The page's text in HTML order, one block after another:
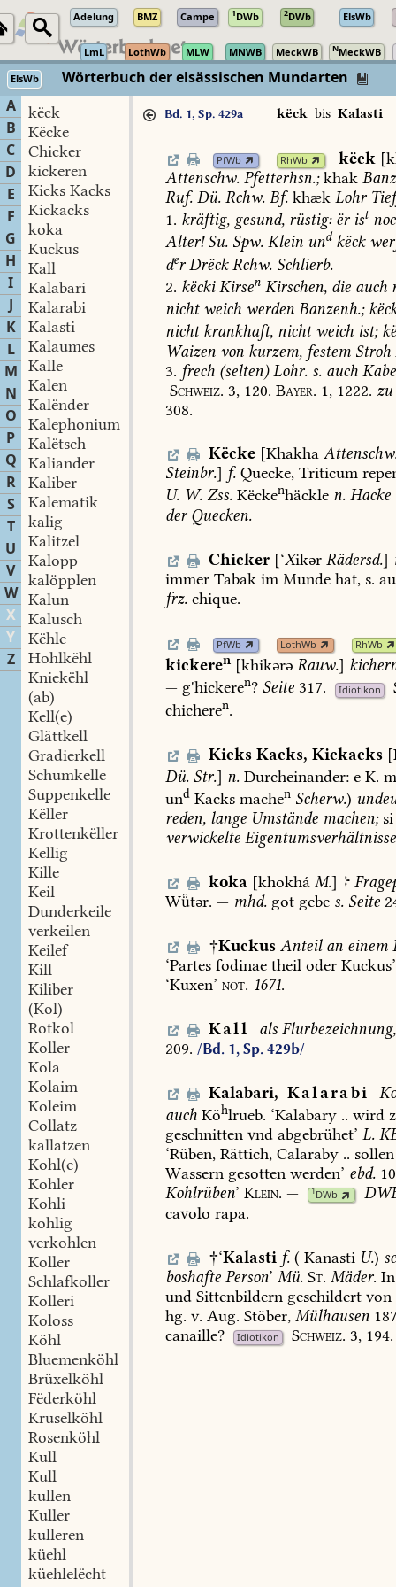
Adelung BMZ Campe 1DWb 2DWb ElsWb
LmL LothWb MLW MNWB MeckWB NMeckWB
ElsWb
Wörterbuch der elsässischen Mundarten
A
B
C
D
E
F
G
H
I
J
K
L
M
N
O
P
Q
R
S
T
U
V
W
X
Y
Z
këck
Këcke
Chicker
kickeren
Kicks Kacks
Kickacks
koka
Kuckus
Kall
Kalabari
Kalarabi
Kalasti
Kalaumes
Kalle
Kalen
Kalënder
Kalephonium
Kalëtsch
Kaliander
Kaliber
Kalematik
kalig
Kalitzel
Kalopp
kalöpplen
Kalun
Kalusch
Këhle
Hohlkëhl
Kniekëhl
(ab)
Kell(e)
Glättkell
Gradierkell
Schumkelle
Suppenkelle
Këller
Krottenkëller
Kellig
Kille
Keil
Dunderkeile
verkeilen
Keilef
Kill
Kiliber
(Kol)
Rotkol
Koller
Kola
Kolaim
Koleim
Collatz
kallatzen
Kohl(e)
Kohler
Kohli
kohlig
verkohlen
Koller
Schlafkoller
Kolleri
Koloss
Köhl
Bluemenköhl
Brüxelköhl
Fëderköhl
Kruselköhl
Rosenköhl
Kull
Kull
kullen
Kuller
kulleren
küehl
küehlelëcht
Bd. 1, Sp. 429a këck bis Kalasti
PfWb RhWb këck
Attenschw. Pfetterhsn.;khak
Ruf. Dü. Rchw. Bf. khæk Lohr
1. kräftig, gesund, rüstig:ërist
Alter! Su. Spw. Klein undkëck
derDrëck Rchw. Schlierb.
2. këckiKirsen Kirschen, die auch
nichtweich werden Banzenh.;
nichtkrankhaft, nichtweich ist;
Waizen von kurzem, festem Stroh
3. frech (selten) Lohr. s. auch
Schweiz. 3, 120. Bayer. 1, 1222. zu
308.
Këcke [Khakha
Steinbr.] f. Quecke, Triticum
U. W. Zss. Këckenhäckle n. Hacke
derQuecken.
Chicker [‘Xikər Rädersd.]
immer Tabak im Munde hat, s.
frz. chique.
PfWb LothWb RhWb
kickeren [khikərə Rauw.]
— g'hickeren? Seite 317. Idiotikon
chicheren.
KicksKacks, Kickacks
Dü. Str.] n. Durcheinander: e K.
und Kacks machen Scherw.)
reden, lange Umstände machen;si
verwickelte
koka [khokhá M.] 
Wtər. — mhd. got gebe s. Seite
†Kuckus Anteilaneinem
‘Partes fodinae theil oder Kuckus’
‘Kuxen’ not. 1671.
Kall alsFlurbezeichnung,
209. /Bd. 1, Sp. 429b/
Kalabari, Kalarabi
auch Köhlrueb. ‘Kalabary .. wird
geschnitten vnd abgebrühet’ L.
‘Rüben, Rättich, Calaraby .. sollen
Wassern gesotten werden’ ebd.
Kohlrüben’ Klein. — 1DWb
cavolo rapa.
†‘Kalasti f.( Kanasti U.)
boshafte Person’ Mü. St. Mäder. In
und Sittenbildern geschildert von
hg. v. Aug. Stöber, Mülhausen
canaille?
Idiotikon Schweiz. 3,194.